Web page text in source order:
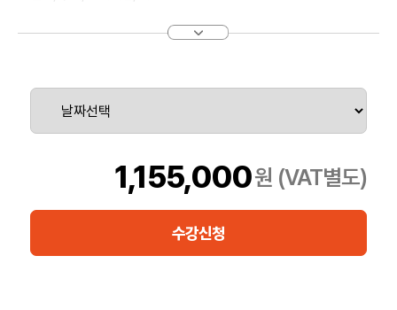
Building Resilient Microservices with Istio and Red Hat
리, 서비스 복구를 학습합니다.
는 효율적이고 반복하기 쉬운 방식으로 마이크로서비스 애플리케
이션을 배포하고 스케일할 수 있습니다. 하지만 이 아키텍처가 더
커지고 복잡해지면 서비스 간의 상호 작용을 정의하기가 점점 더 어
려워집니다. Red Hat OpenShift Service Mesh는 Istio, Jaeger,
Kiali의 3가지 제품으로 구성되어 원활한 서비스 상호 작용 관리를
1,155,000원 (VAT별도)
수강신청